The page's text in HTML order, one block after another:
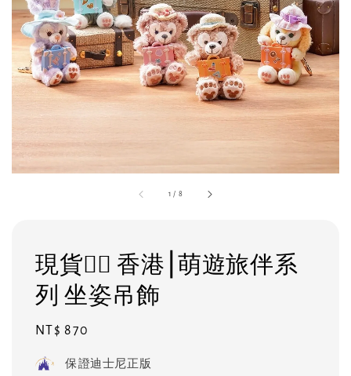
1 / 8
現貨❤️‍🔥 香港⎮萌遊旅伴系
列 坐姿吊飾
Regular
NT$ 870
保證迪士尼正版